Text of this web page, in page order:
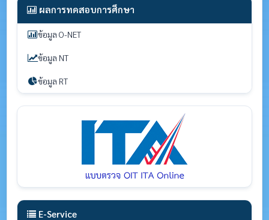
ผลการทดสอบการศึกษา
ข้อมูล O-NET
ข้อมูล NT
ข้อมูล RT
E-Service